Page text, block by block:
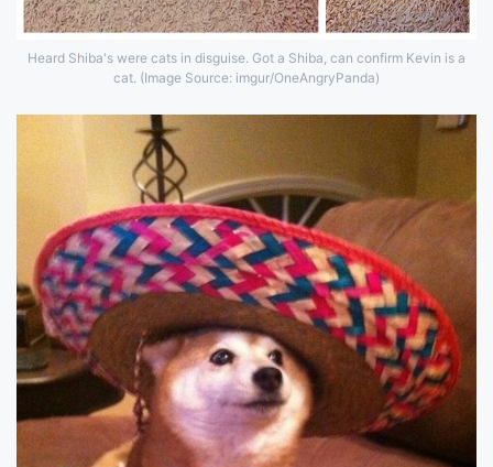
Heard Shiba's were cats in disguise. Got a Shiba, can confirm Kevin is a
cat. (Image Source: imgur/OneAngryPanda)